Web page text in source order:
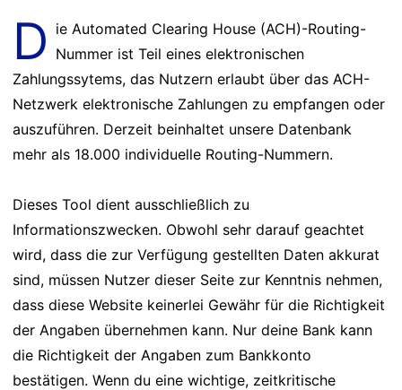
D ie Automated Clearing House (ACH)-Routing-
Nummer ist Teil eines elektronischen
Zahlungssytems, das Nutzern erlaubt über das ACH-
Netzwerk elektronische Zahlungen zu empfangen oder
auszuführen. Derzeit beinhaltet unsere Datenbank
mehr als 18.000 individuelle Routing-Nummern.
Dieses Tool dient ausschließlich zu
Informationszwecken. Obwohl sehr darauf geachtet
wird, dass die zur Verfügung gestellten Daten akkurat
sind, müssen Nutzer dieser Seite zur Kenntnis nehmen,
dass diese Website keinerlei Gewähr für die Richtigkeit
der Angaben übernehmen kann. Nur deine Bank kann
die Richtigkeit der Angaben zum Bankkonto
bestätigen. Wenn du eine wichtige, zeitkritische